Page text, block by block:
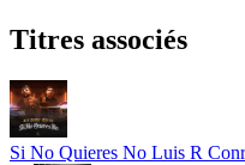
Titres associés
Si No Quieres No Luis R